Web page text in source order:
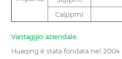
Ca(ppm)
Vantaggio aziendale:
Huaqing è stata fondata nel